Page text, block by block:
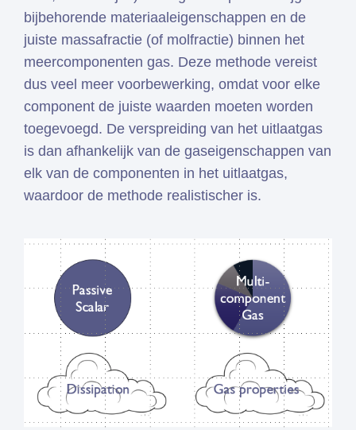
bijbehorende materiaaleigenschappen en de
juiste massafractie (of molfractie) binnen het
meercomponenten gas. Deze methode vereist
dus veel meer voorbewerking, omdat voor elke
component de juiste waarden moeten worden
toegevoegd. De verspreiding van het uitlaatgas
is dan afhankelijk van de gaseigenschappen van
elk van de componenten in het uitlaatgas,
waardoor de methode realistischer is.